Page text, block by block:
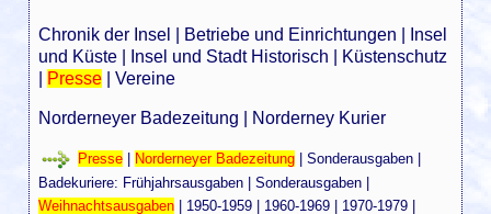
Chronik der Insel Betriebe und Einrichtungen
Insel
und Küste
Insel und Stadt Historisch
Küstenschutz
Presse |Vereine
Norderneyer Badezeitung Norderney Kurier
Presse Norderneyer Badezeitung |Sonderausgaben
Badekuriere: Frühjahrsausgaben |Sonderausgaben |
Weihnachtsausgaben | 1950-1959 | 1960-1969 | 1970-1979 |